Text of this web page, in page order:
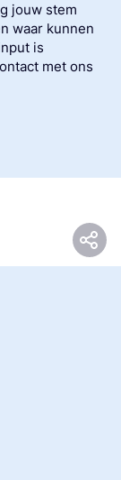
jouw stem
waar kunnen
is
met ons